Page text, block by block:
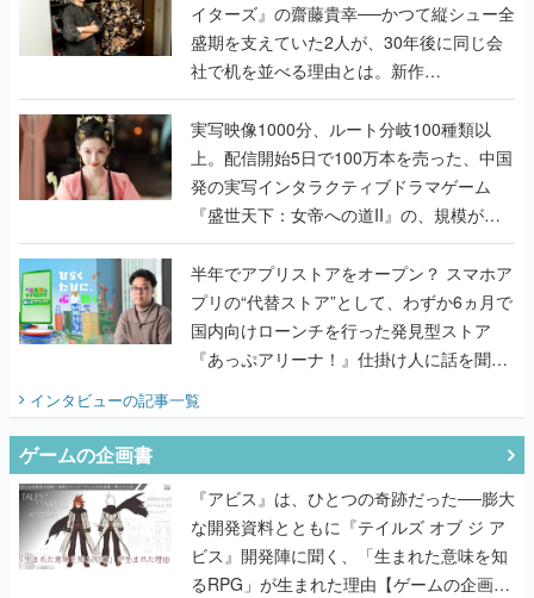
イターズ』の齋藤貴幸──かつて縦シュー全
盛期を支えていた2人が、30年後に同じ会
社で机を並べる理由とは。新作
『TATSUJIN EXTREME』で初タッグを組
んだレジェンド2人に訊く開発秘話
実写映像1000分、ルート分岐100種類以
上。配信開始5日で100万本を売った、中国
発の実写インタラクティブドラマゲーム
『盛世天下：女帝への道II』の、規模が違
うこだわりをプロデューサーに聞いた
半年でアプリストアをオープン？ スマホア
プリの“代替ストア”として、わずか6ヵ月で
国内向けローンチを行った発見型ストア
『あっぷアリーナ！』仕掛け人に話を聞い
てみた
インタビューの記事一覧
ゲームの企画書
『アビス』は、ひとつの奇跡だった──膨大
な開発資料とともに『テイルズ オブ ジ ア
ビス』開発陣に聞く、「生まれた意味を知
るRPG」が生まれた理由【ゲームの企画